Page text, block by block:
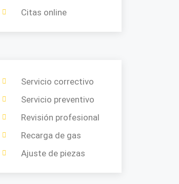
Citas online
Servicio correctivo
Servicio preventivo
Revisión profesional
Recarga de gas
Ajuste de piezas